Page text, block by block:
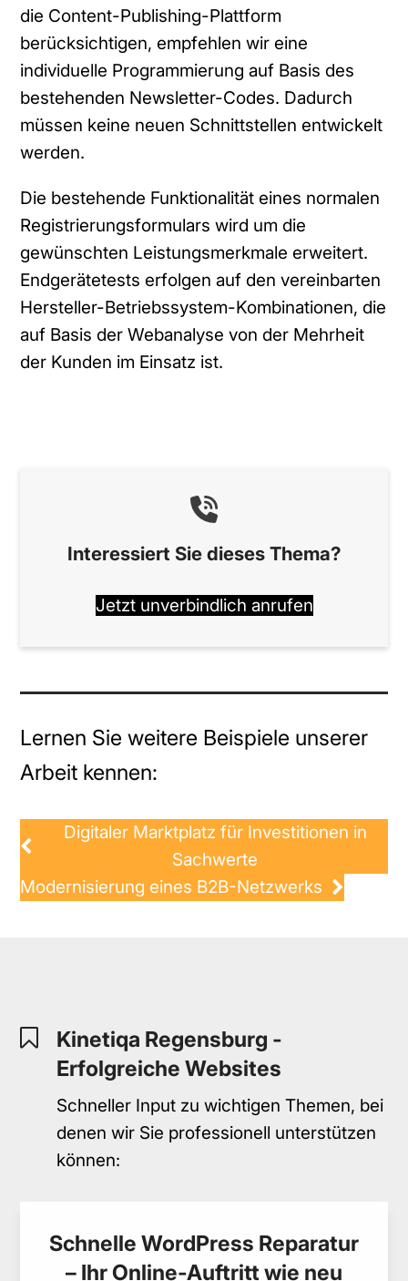
die Content-Publishing-Plattform
berücksichtigen, empfehlen wir eine
individuelle Programmierung auf Basis des
bestehenden Newsletter-Codes. Dadurch
müssen keine neuen Schnittstellen entwickelt
werden.
Die bestehende Funktionalität eines normalen
Registrierungsformulars wird um die
gewünschten Leistungsmerkmale erweitert.
Endgerätetests erfolgen auf den vereinbarten
Hersteller-Betriebssystem-Kombinationen, die
auf Basis der Webanalyse von der Mehrheit
der Kunden im Einsatz ist.
Interessiert Sie dieses Thema?
Jetzt unverbindlich anrufen
Lernen Sie weitere Beispiele unserer
Arbeit kennen:
Digitaler Marktplatz für Investitionen in
Sachwerte
Modernisierung eines B2B-Netzwerks
Kinetiqa Regensburg -
Erfolgreiche Websites
Schneller Input zu wichtigen Themen, bei
denen wir Sie professionell unterstützen
können:
Schnelle WordPress Reparatur
– Ihr Online-Auftritt wie neu